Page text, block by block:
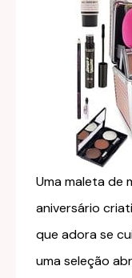
Uma maleta de
aniversário
que adora se
uma seleção